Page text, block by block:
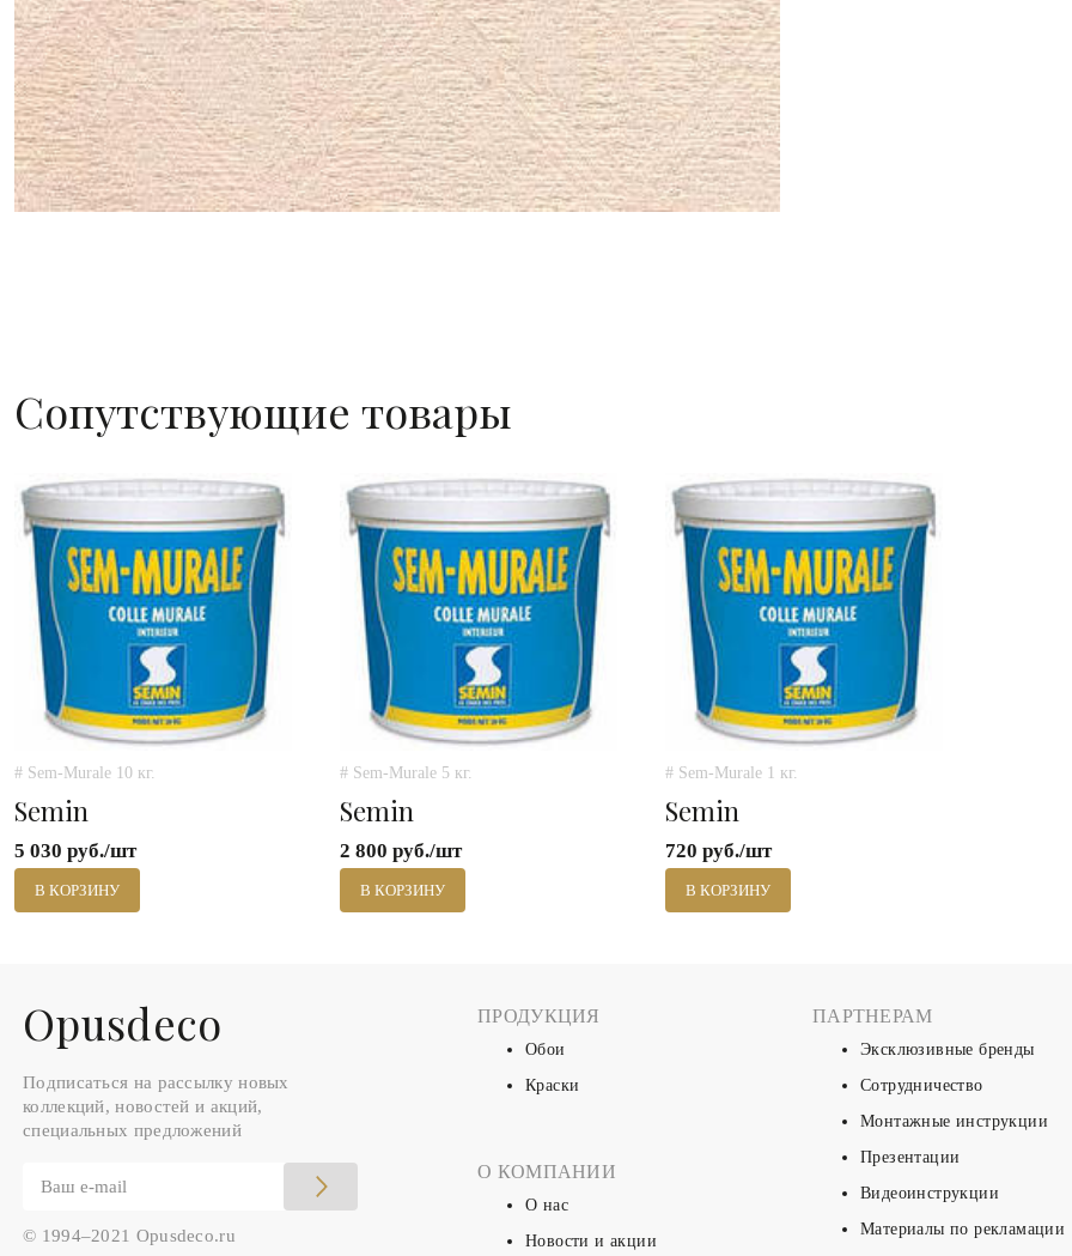
Сопутствующие товары
# Sem-Murale 10 кг.
Semin
5 030 руб./шт
В КОРЗИНУ
# Sem-Murale 5 кг.
Semin
2 800 руб./шт
В КОРЗИНУ
# Sem-Murale 1 кг.
Semin
720 руб./шт
В КОРЗИНУ
Оpusdeco
Подписаться на рассылку новых
коллекций, новостей и акций,
специальных предложений
© 1994–2021 Opusdeco.ru
ПРОДУКЦИЯ
Обои
Краски
О КОМПАНИИ
О нас
Новости и акции
ПАРТНЕРАМ
Эксклюзивные бренды
Сотрудничество
Монтажные инструкции
Презентации
Видеоинструкции
Материалы по рекламации